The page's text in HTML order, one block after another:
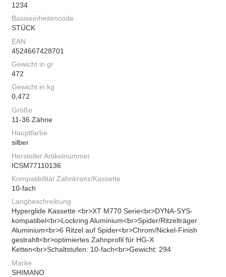
1234
Basiseinheitencode
STÜCK
EAN
4524667428701
Gewicht in gr
472
Gewicht in kg
0,472
Größe
11-36 Zähne
Hauptfarbe
silber
Hersteller Artikelnummer
ICSM77110136
Kompatibilität Zahnkranz/Kassette
10-fach
Langbeschreibung
Hyperglide Kassette <br>XT M770 Serie<br>DYNA-SYS-
kompatibel<br>Lockring Aluminium<br>Spider/Ritzelträger
Aluminium<br>6 Ritzel auf Spider<br>Chrom/Nickel-Finish
gestrahlt<br>optimiertes Zahnprofil für HG-X
Ketten<br>Schaltstufen: 10-fach<br>Gewicht: 294
Marke
SHIMANO